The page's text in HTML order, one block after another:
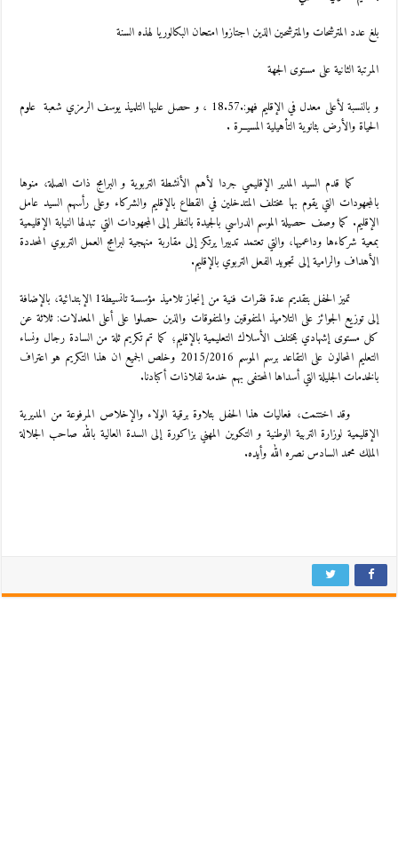
بلغ عدد المترشحات والمترشحين الذين اجتازوا امتحان البكالوريا لهذه السنة
المرتبة الثانية على مستوى الجهة
و بالنسبة لأعلى معدل في الإقليم فهو:.18.57 ، و حصل عليها التلميذ يوسف الرمزي شعبة علوم
الحياة والأرض بثانوية التأهيلية المسيــرة .
كما قدم السيد المدير الإقليمي جردا لأهم الأنشطة التربوية و البرامج ذات الصلة، منوها
بالمجهودات التي يقوم بها مختلف المتدخلين في القطاع بالإقليم والشركاء وعلى رأسهم السيد عامل
الإقليم. كما وصف حصيلة الموسم الدراسي بالجيدة بالنظر إلى المجهودات التي تبدلها النيابة الإقليمية
بمعية شركاءها وداعميها، والتي تعتمد تدبيرا يرتكز إلى مقاربة منهجية لبرامج العمل التربوي المحددة
الأهداف والرامية إلى تجويد الفعل التربوي بالإقليم.
تميز الحفل بتقديم عدة فقرات فنية من إنجاز تلاميذ مؤسسة تانسيطة1 الإبتدائية، بالإضافة
إلى توزيع الجوائز على التلاميذ المتفوقين والمتفوقات والذين حصلوا على أعلى المعدلات: ثلاثة عن
كل مستوى إشهادي بمختلف الأسلاك التعليمية بالإقليم؛ كما تم تكريم ثلة من السادة رجال ونساء
التعليم المحالون على التقاعد برسم الموسم 2015/2016 وخلص الجميع ان هذا التكريم هو اعتراف
بالخدمات الجليلة التي أسداها المحتفى بهم خدمة لفلاذات أكبادنا.
وقد اختتمت، فعاليات هذا الحفل بتلاوة برقية الولاء والإخلاص المرفوعة من المديرية
الإقليمية لوزارة التربية الوطنية و التكوين المهني بزاكورة إلى السدة العالية بالله صاحب الجلالة
الملك محمد السادس نصره الله وأيده.